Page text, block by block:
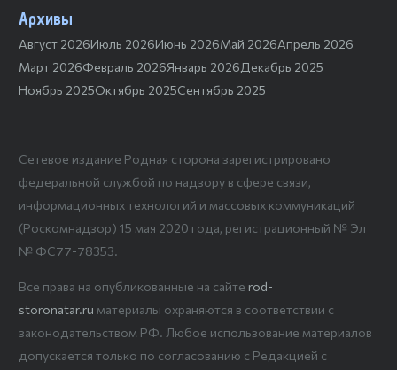
Архивы
Август 2026Июль 2026Июнь 2026Май 2026Апрель 2026
Март 2026Февраль 2026Январь 2026Декабрь 2025
Ноябрь 2025Октябрь 2025Сентябрь 2025
Сетевое издание Родная сторона зарегистрировано
федеральной службой по надзору в сфере связи,
информационных технологий и массовых коммуникаций
(Роскомнадзор) 15 мая 2020 года, регистрационный № Эл
№ ФС77-78353.
Все права на опубликованные на сайте rod-
storonatar.ru материалы охраняются в соответствии с
законодательством РФ. Любое использование материалов
допускается только по согласованию с Редакцией с